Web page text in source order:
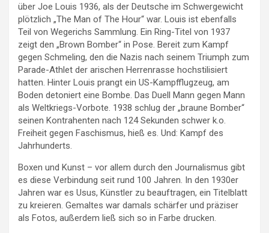
über Joe Louis 1936, als der Deutsche im Schwergewicht
plötzlich „The Man of The Hour“ war. Louis ist ebenfalls
Teil von Wegerichs Sammlung. Ein Ring-Titel von 1937
zeigt den „Brown Bomber“ in Pose. Bereit zum Kampf
gegen Schmeling, den die Nazis nach seinem Triumph zum
Parade-Athlet der arischen Herrenrasse hochstilisiert
hatten. Hinter Louis prangt ein US-Kampfflugzeug, am
Boden detoniert eine Bombe. Das Duell Mann gegen Mann
als Weltkriegs-Vorbote. 1938 schlug der „braune Bomber“
seinen Kontrahenten nach 124 Sekunden schwer k.o.
Freiheit gegen Faschismus, hieß es. Und: Kampf des
Jahrhunderts.
Boxen und Kunst – vor allem durch den Journalismus gibt
es diese Verbindung seit rund 100 Jahren. In den 1930er
Jahren war es Usus, Künstler zu beauftragen, ein Titelblatt
zu kreieren. Gemaltes war damals schärfer und präziser
als Fotos, außerdem ließ sich so in Farbe drucken.